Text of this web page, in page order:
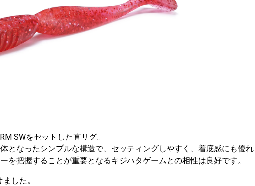
SWをセットした直リグ。
となったシンプルな構造で、セッティングしやすく、着底感にも優れ
を把握することが重要となるキジハタゲームとの相性は良好です。
した。